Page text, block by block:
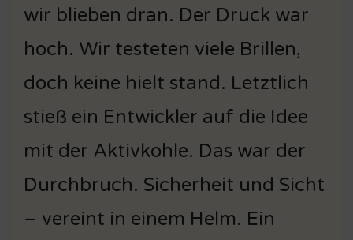
wir blieben dran. Der Druck war
hoch. Wir testeten viele Brillen,
doch keine hielt stand. Letztlich
stieß ein Entwickler auf die Idee
mit der Aktivkohle. Das war der
Durchbruch. Sicherheit und Sicht
– vereint in einem Helm. Ein